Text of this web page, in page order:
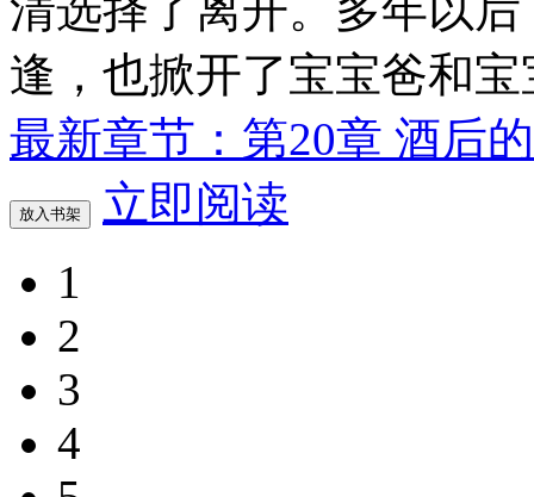
逢，也掀开了宝宝爸和
最新章节：第20章 酒后
放入书架
立即阅读
1
2
3
4